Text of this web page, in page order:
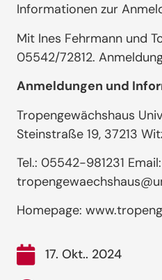
Informationen zur
Mit Ines Fehrmann und
05542/72812.
Anmeldungen und
Tropengewächshaus
Steinstraße 19, 37213
Tel.: 05542-981231 Email:
Homepage:
17. Okt.. 2024